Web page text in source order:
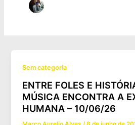
Sem categoria
ENTRE FOLES E
MÚSICA ENCONTRA A
HUMANA – 10/06/26